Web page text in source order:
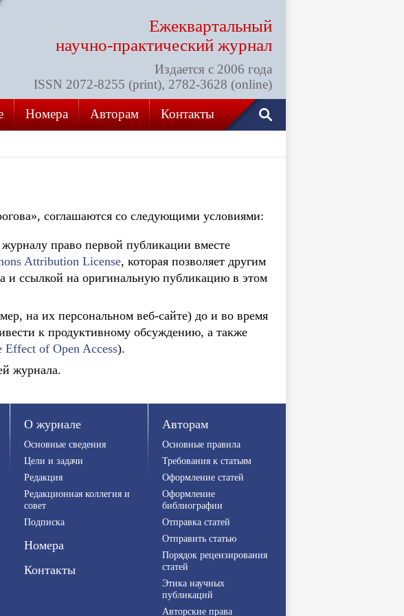
Ежеквартальный
научно-практический журнал
Издается с 2006 года
ISSN 2072-8255 (print), 2782-3628 (online)
Номера Авторам Контакты
соглашаются со следующими условиями:
право первой публикации вместе
Attribution License, которая позволяет другим
и ссылкой на оригинальную публикацию в этом
на их персональном веб-сайте) до и во время
к продуктивному обсуждению, а также
Effect of Open Access).
журнала.
О журнале
Основные сведения
Цели и задачи
Редакция
Редакционная коллегия и
совет
Подписка
Номера
Контакты
Авторам
Основные правила
Требования к статьям
Оформление статей
Оформление
библиографии
Отправка статей
Отправить статью
Порядок рецензирования
статей
Этика научных
публикаций
Авторские права